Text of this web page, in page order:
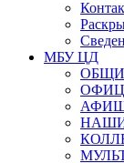
МБУ ЦД